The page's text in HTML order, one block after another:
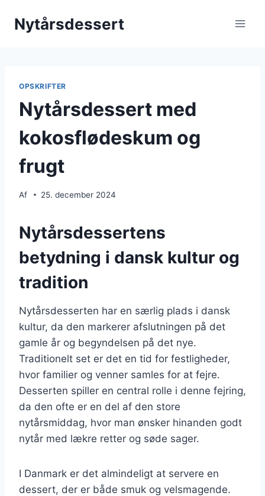
Nytårsdessert
OPSKRIFTER
Nytårsdessert med
kokosflødeskum og
frugt
Af 25. december 2024
Nytårsdessertens
betydning i dansk kultur og
tradition
Nytårsdesserten har en særlig plads i dansk
kultur, da den markerer afslutningen på det
gamle år og begyndelsen på det nye.
Traditionelt set er det en tid for festligheder,
hvor familier og venner samles for at fejre.
Desserten spiller en central rolle i denne fejring,
da den ofte er en del af den store
nytårsmiddag, hvor man ønsker hinanden godt
nytår med lækre retter og søde sager.
I Danmark er det almindeligt at servere en
dessert, der er både smuk og velsmagende.